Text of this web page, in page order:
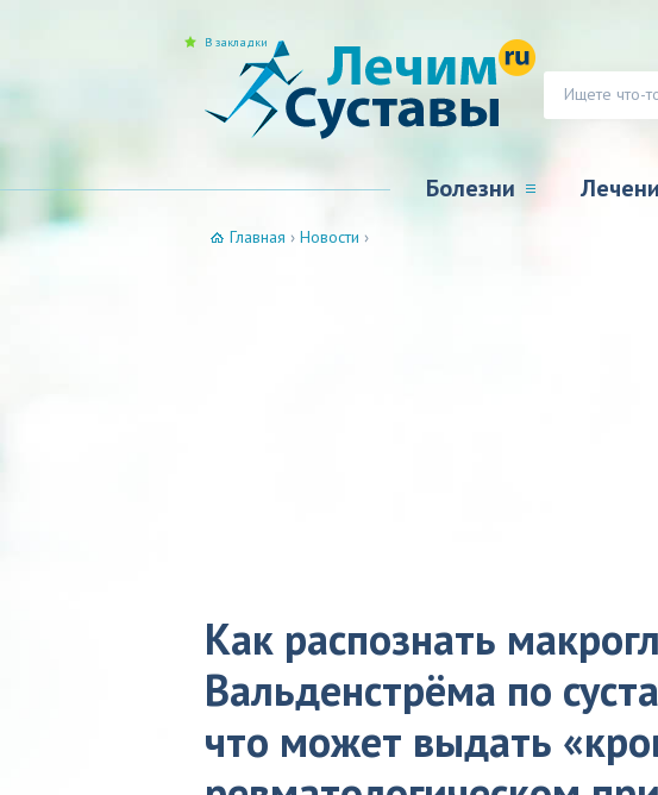
Болезни
В закладки
Главная › Новости ›
Как распознать
Вальденстрёма по
что может выдать